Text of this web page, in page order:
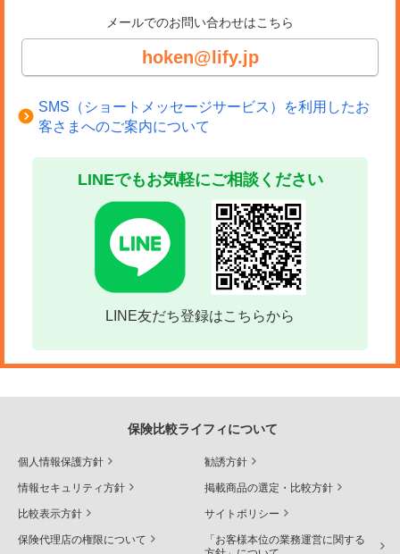
メールでのお問い合わせはこちら
hoken@lify.jp
SMS（ショートメッセージサービス）を利用したお
客さまへのご案内について
LINEでもお気軽にご相談ください
LINE友だち登録はこちらから
保険比較ライフィについて
個人情報保護方針 勧誘方針
情報セキュリティ方針 掲載商品の選定・比較方針
比較表示方針 サイトポリシー
保険代理店の権限について
「お客様本位の業務運営に関する